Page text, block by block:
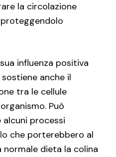
la circolazione
influenza positiva
anche il
tra le cellule
Può
processi
che porterebbero al
normale dieta la colina